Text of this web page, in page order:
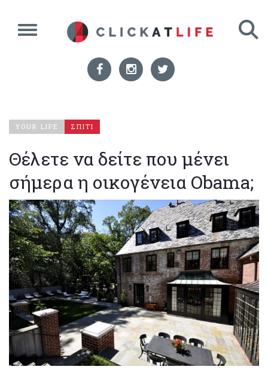
YOUR LIFE ΣΠΙΤΙ
Θέλετε να δείτε που μένει
σήμερα η οικογένεια Obama;